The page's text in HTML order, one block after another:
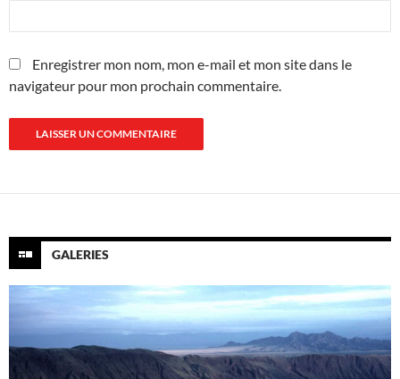
Enregistrer mon nom, mon e-mail et mon site dans le
navigateur pour mon prochain commentaire.
GALERIES